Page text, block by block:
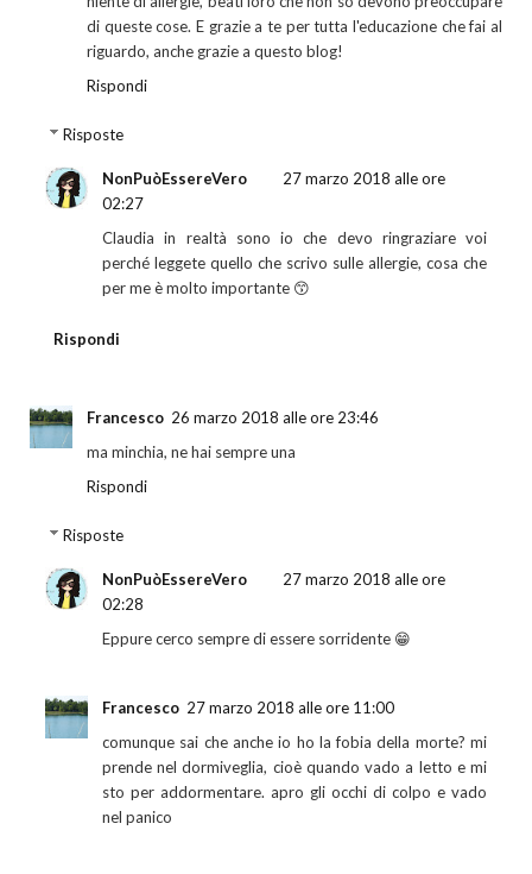
di queste cose. E grazie a te per tutta l'educazione che fai al
riguardo, anche grazie a questo blog!
Rispondi
Risposte
NonPuòEssereVero
27 marzo 2018 alle ore
02:27
Claudia in realtà sono io che devo ringraziare voi
perché leggete quello che scrivo sulle allergie, cosa che
per me è molto importante 😙
Rispondi
Francesco 26 marzo 2018 alle ore 23:46
ma minchia, ne hai sempre una
Rispondi
Risposte
NonPuòEssereVero
27 marzo 2018 alle ore
02:28
Eppure cerco sempre di essere sorridente 😁
Francesco 27 marzo 2018 alle ore 11:00
comunque sai che anche io ho la fobia della morte? mi
prende nel dormiveglia, cioè quando vado a letto e mi
sto per addormentare. apro gli occhi di colpo e vado
nel panico